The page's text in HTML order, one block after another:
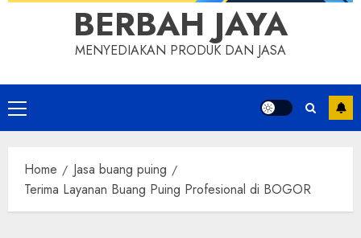
BERBAH JAYA
MENYEDIAKAN PRODUK DAN JASA
Primary
Menu
Home
Jasa buang puing
Terima Layanan Buang Puing Profesional di BOGOR